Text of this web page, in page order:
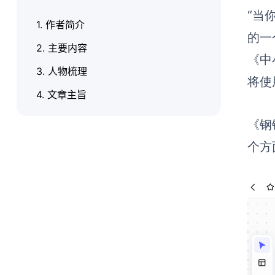
“当
的
《
将
《
个方
1. 作者简介
2. 主要内容
3. 人物梳理
4. 文章主旨